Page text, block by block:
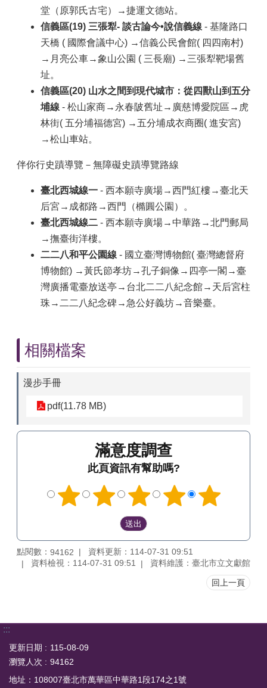
堂（原郭氏古宅）→捷運文德站。
信義區(19) 三張犁- 談古論今•說信義線 - 基隆路口
天橋 ( 國際會議中心) →信義公民會館( 四四南村)
→月亮公車→象山公園 ( 三長廟) →三張犁靶場舊
址。
信義區(20) 山水之間到現代城市：從四獸山到五分
埔線 - 松山家商→永春陂舊址→廣慈博愛院區→虎
林街( 五分埔福德宮) →五分埔成衣商圈( 進安宮)
→松山車站。
伴你行史蹟導覽－無障礙史蹟導覽路線
臺北西城線一 - 西本願寺廣場→西門紅樓→臺北天
后宮→成都路→西門（橢圓公園）。
臺北西城線二 - 西本願寺廣場→中華路→北門郵局
→撫臺街洋樓。
二二八和平公園線 - 國立臺灣博物館( 臺灣總督府
博物館) →黃氏節孝坊→孔子銅像→四亭一閣→臺
灣廣播電臺放送亭→台北二二八紀念館→天后宮柱
珠→二二八紀念碑→急公好義坊→音樂臺。
相關檔案
漫步手冊
pdf(11.78 MB)
滿意度調查
此頁資訊有幫助嗎?
點閱數： 94162
資料更新：114-07-31 09:51
資料檢視：114-07-31 09:51
資料維護：臺北市立文獻館
回上一頁
:::
更新日期
115-08-09
瀏覽人次
94162
地址：108007臺北市萬華區中華路1段174之1號